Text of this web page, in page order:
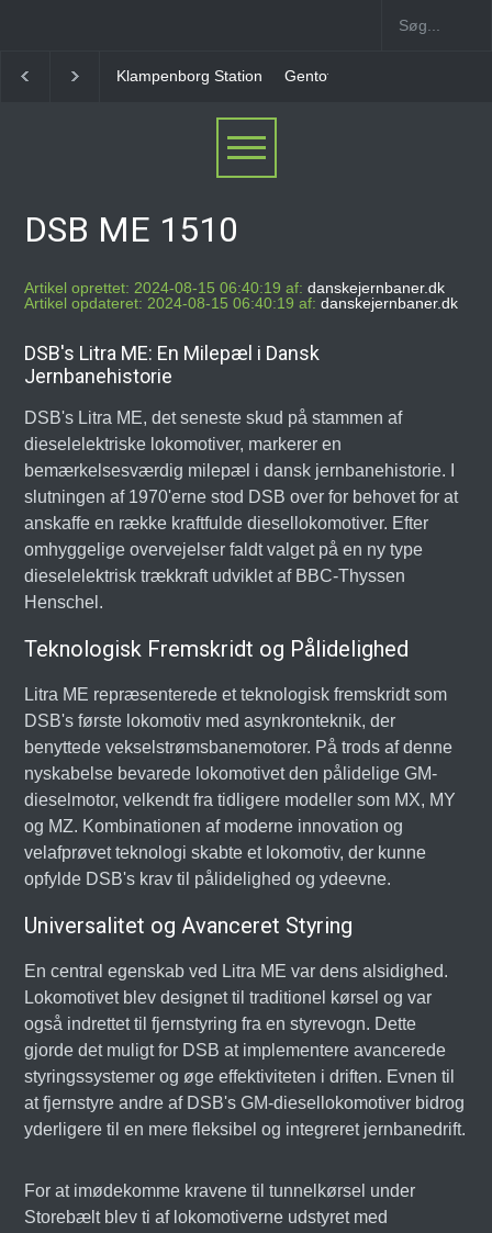
Klampenborg Station Gentofte Station
DSB ME 1510
Artikel oprettet: 2024-08-15 06:40:19 af: danskejernbaner.dk
Artikel opdateret: 2024-08-15 06:40:19 af: danskejernbaner.dk
DSB's Litra ME: En Milepæl i Dansk
Jernbanehistorie
DSB's Litra ME, det seneste skud på stammen af
dieselelektriske lokomotiver, markerer en
bemærkelsesværdig milepæl i dansk jernbanehistorie. I
slutningen af 1970'erne stod DSB over for behovet for at
anskaffe en række kraftfulde diesellokomotiver. Efter
omhyggelige overvejelser faldt valget på en ny type
dieselelektrisk trækkraft udviklet af BBC-Thyssen
Henschel.
Teknologisk Fremskridt og Pålidelighed
Litra ME repræsenterede et teknologisk fremskridt som
DSB's første lokomotiv med asynkronteknik, der
benyttede vekselstrømsbanemotorer. På trods af denne
nyskabelse bevarede lokomotivet den pålidelige GM-
dieselmotor, velkendt fra tidligere modeller som MX, MY
og MZ. Kombinationen af moderne innovation og
velafprøvet teknologi skabte et lokomotiv, der kunne
opfylde DSB's krav til pålidelighed og ydeevne.
Universalitet og Avanceret Styring
En central egenskab ved Litra ME var dens alsidighed.
Lokomotivet blev designet til traditionel kørsel og var
også indrettet til fjernstyring fra en styrevogn. Dette
gjorde det muligt for DSB at implementere avancerede
styringssystemer og øge effektiviteten i driften. Evnen til
at fjernstyre andre af DSB's GM-diesellokomotiver bidrog
yderligere til en mere fleksibel og integreret jernbanedrift.
For at imødekomme kravene til tunnelkørsel under
Storebælt blev ti af lokomotiverne udstyret med